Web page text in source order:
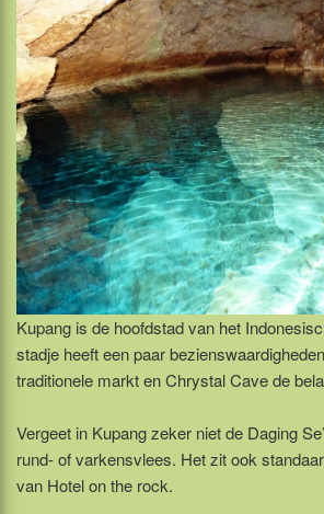
Kupang is de hoofdstad van het
stadje heeft een paar
traditionele markt en Chrystal Cave de
Vergeet in Kupang zeker niet de Daging
rund- of varkensvlees. Het zit ook
van Hotel on the rock.